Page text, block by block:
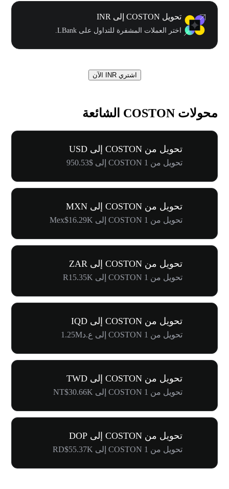
تحويل COSTON إلى INR
اختر العملات المشفرة للتداول على LBank.
اشتري INR الآن
محولات COSTON الشائعة
تحويل من COSTON إلى USD
تحويل من 1 COSTON إلى $950.53
تحويل من COSTON إلى MXN
تحويل من 1 COSTON إلى Mex$16.29K
تحويل من COSTON إلى ZAR
تحويل من 1 COSTON إلى R15.35K
تحويل من COSTON إلى IQD
تحويل من 1 COSTON إلى ع.د1.25M
تحويل من COSTON إلى TWD
تحويل من 1 COSTON إلى NT$30.66K
تحويل من COSTON إلى DOP
تحويل من 1 COSTON إلى RD$55.37K